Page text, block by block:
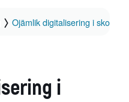
Ojämlik digitalisering i skolor
i